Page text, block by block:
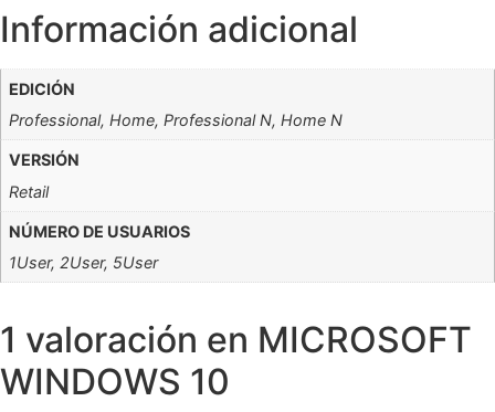
Información adicional
EDICIÓN
Professional, Home, Professional N, Home N
VERSIÓN
Retail
NÚMERO DE USUARIOS
1User, 2User, 5User
1 valoración en MICROSOFT
WINDOWS 10